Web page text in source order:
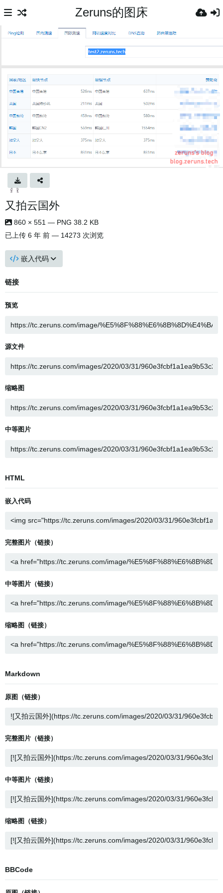
Zeruns的图床
又拍云国外
860 × 551 — PNG 38.2 KB
已上传 6 年 前 — 14273 次浏览
嵌入代码
链接
预览
源文件
缩略图
中等图片
HTML
嵌入代码
完整图片（链接）
中等图片（链接）
缩略图（链接）
Markdown
原图（链接）
完整图片（链接）
中等图片（链接）
缩略图（链接）
BBCode